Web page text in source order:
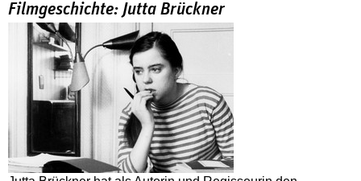
Filmgeschichte: Jutta Brückner